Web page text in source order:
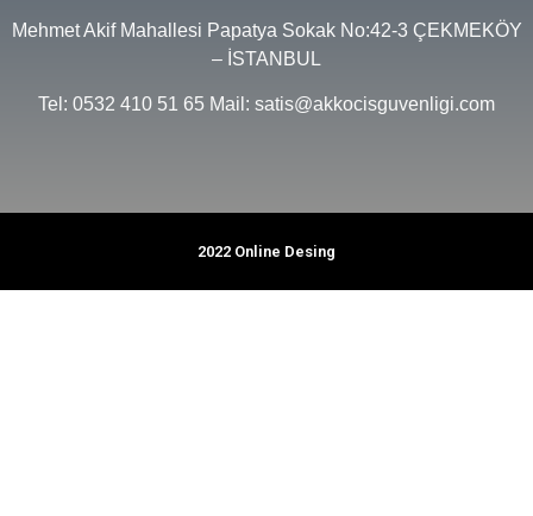
Mehmet Akif Mahallesi Papatya Sokak No:42-3 ÇEKMEKÖY
– İSTANBUL
Tel: 0532 410 51 65 Mail: satis@akkocisguvenligi.com
2022 Online Desing